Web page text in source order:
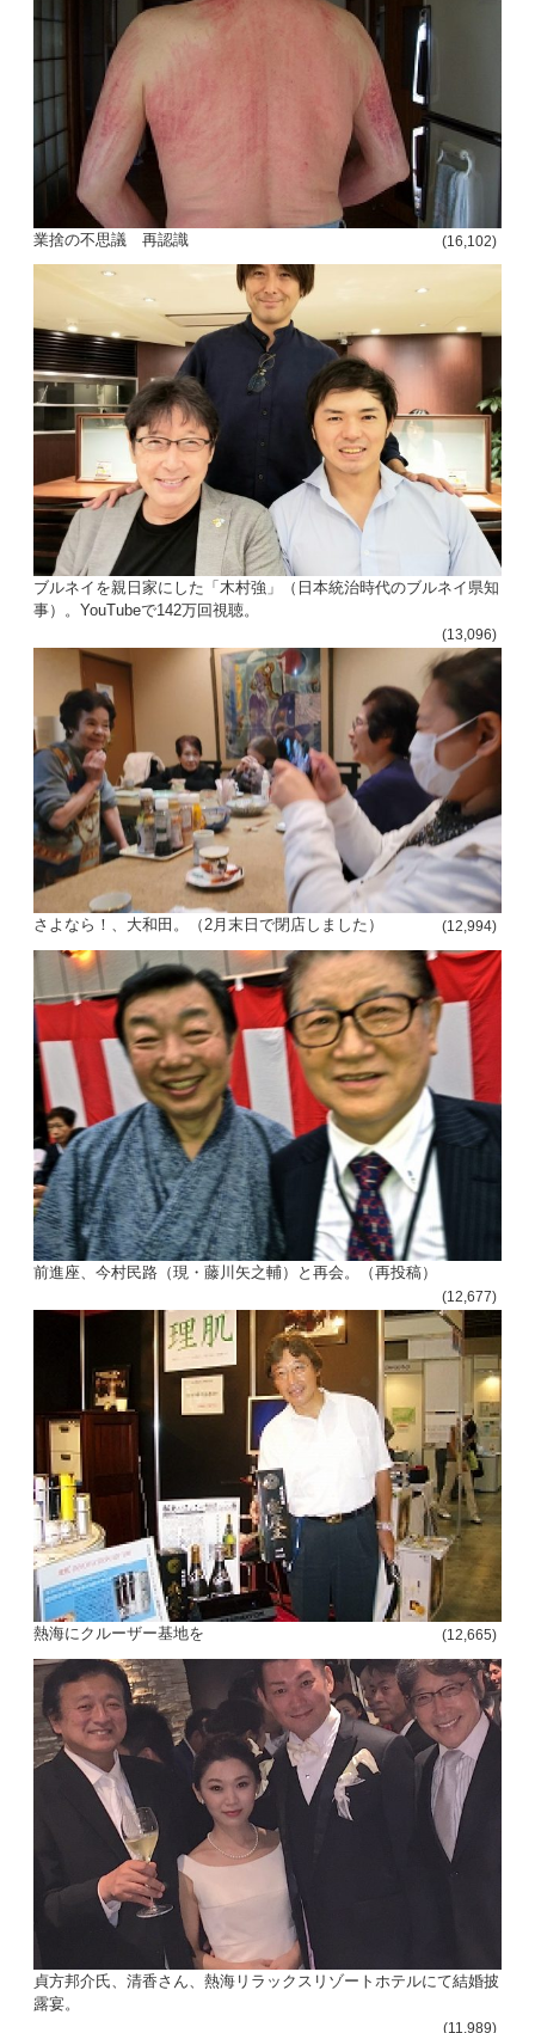
業捨の不思議 再認識 (16,102)
ブルネイを親日家にした「木村強」（日本統治時代のブルネイ県知
事）。YouTubeで142万回視聴。
(13,096)
さよなら！、大和田。（2月末日で閉店しました） (12,994)
前進座、今村民路（現・藤川矢之輔）と再会。（再投稿）
(12,677)
熱海にクルーザー基地を (12,665)
貞方邦介氏、清香さん、熱海リラックスリゾートホテルにて結婚披
露宴。
(11,989)